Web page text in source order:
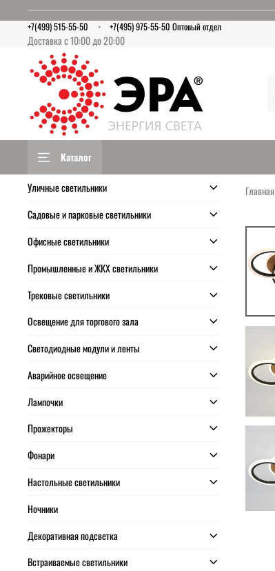
Доставка с 10:00 до 20:00
+7(499) 515-55-50 +7(495) 975-55-50 Оптовый отдел
Каталог
Главная
Уличные светильники
Садовые и парковые светильники
Офисные светильники
Промышленные и ЖКХ светильники
Трековые светильники
Освещение для торгового зала
Светодиодные модули и ленты
Аварийное освещение
Лампочки
Прожекторы
Фонари
Настольные светильники
Ночники
Декоративная подсветка
Встраиваемые светильники